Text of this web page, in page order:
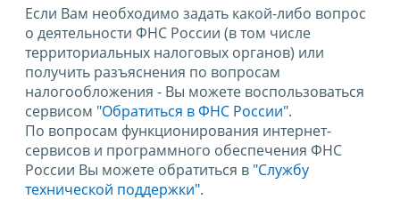
Если Вам необходимо задать какой-либо вопрос
о деятельности ФНС России (в том числе
территориальных налоговых органов) или
получить разъяснения по вопросам
налогообложения - Вы можете воспользоваться
сервисом "Обратиться в ФНС России".
По вопросам функционирования интернет-
сервисов и программного обеспечения ФНС
России Вы можете обратиться в "Службу
технической поддержки".